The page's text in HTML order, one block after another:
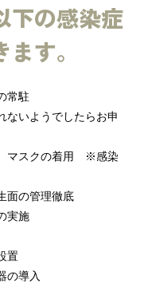
下の感染症
す。
常駐
ないようでしたらお申
マスクの着用 ※感染
面の管理徹底
実施
置
の導入